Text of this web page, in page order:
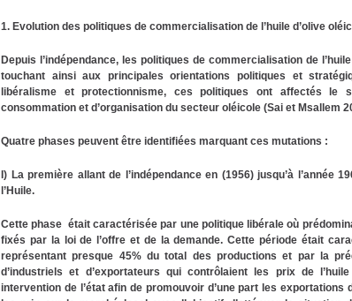
1. Evolution des politiques de commercialisation de l’huile d’olive
Depuis l’indépendance, les politiques de commercialisation de
touchant ainsi aux principales orientations politiques et
libéralisme et protectionnisme, ces politiques ont affectés le
consommation et d’organisation du secteur oléicole (Sai et Msallem
Quatre phases peuvent être identifiées marquant ces mutations :
I) La première allant de l’indépendance en (1956) jusqu’à l’année
l’Huile.
Cette phase était caractérisée par une politique libérale où
fixés par la loi de l’offre et de la demande. Cette période était
représentant presque 45% du total des productions et par la
d’industriels et d’exportateurs qui contrôlaient les prix de
intervention de l’état afin de promouvoir d’une part les exportations